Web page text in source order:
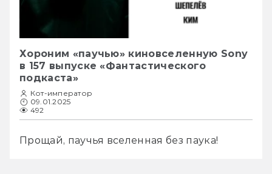
Хороним «паучью» киновселенную Sony
в 157 выпуске «Фантастического
подкаста»
Кот-император
09.01.2025
492
Прощай, паучья вселенная без паука!